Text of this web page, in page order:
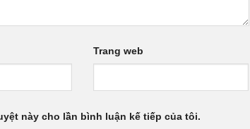
Trang web
này cho lần bình luận kế tiếp của tôi.